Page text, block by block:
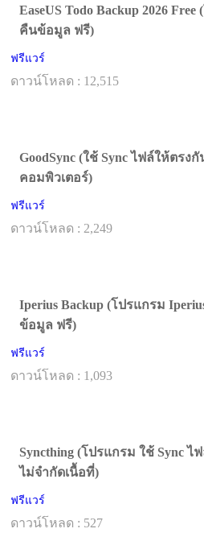
EaseUS Todo Backup 2026
คืนข้อมูล ฟรี)
ฟรีแวร์
ดาวน์โหลด : 12,515
GoodSync (ใช้ Sync ไฟล์ให้ตรง
คอมพิวเตอร์)
ฟรีแวร์
ดาวน์โหลด : 2,249
Iperius Backup (โปรแกรม
ข้อมูล ฟรี)
ฟรีแวร์
ดาวน์โหลด : 1,093
Syncthing (โปรแกรม ใช้ Sync
ไม่จำกัดเนื้อที่)
ฟรีแวร์
ดาวน์โหลด : 527